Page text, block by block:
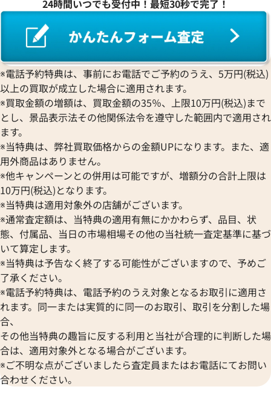
エルメス ミニプリュム20 ハンドバッグ
スエード □H刻印 ゴールド金具
参考買取価格
ASK
2025年5月17日時点
エルメス プリュ
コ
ASK
2025年4月17日時
エルメス プリュム28 クロコダイルポロサ
ス
エルメス プリュム
24時間いつでも受付中！最短30秒で完了！
※電話予約特典は、事前にお電話でご予約のうえ、5万円(税込)
以上の買取が成立した場合に適用されます。
※買取金額の増額は、買取金額の35％、上限10万円(税込)まで
とし、景品表示法その他関係法令を遵守した範囲内で適用され
ます。
※当特典は、弊社買取価格からの金額UPになります。また、適
用外商品はありません。
※他キャンペーンとの併用は可能ですが、増額分の合計上限は
10万円(税込)となります。
※当特典は適用対象外の店舗がございます。
※通常査定額は、当特典の適用有無にかかわらず、品目、状
態、付属品、当日の市場相場その他の当社統一査定基準に基づ
いて算定します。
※当特典は予告なく終了する可能性がございますので、予めご
了承ください。
※電話予約特典は、電話予約のうえ対象となるお取引に適用さ
れます。同一または実質的に同一のお取引、取引を分割した場
合、
その他当特典の趣旨に反する利用と当社が合理的に判断した場
合は、適用対象外となる場合がございます。
※ご不明な点がございましたら査定員またはお電話にてお問い
合わせください。